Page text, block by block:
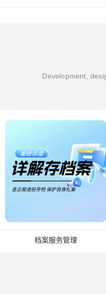
Development,
缺失怎么办？补办流程来了